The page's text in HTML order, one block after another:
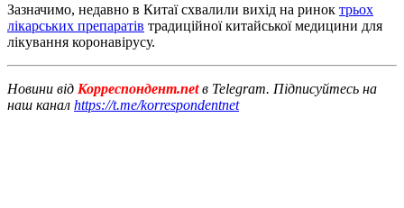
Зазначимо, недавно в Китаї схвалили вихід на ринок трьох
лікарських препаратів традиційної китайської медицини для
лікування коронавірусу.
Новини від Корреспондент.netв Telegram. Підписуйтесь на
наш канал https://t.me/korrespondentnet